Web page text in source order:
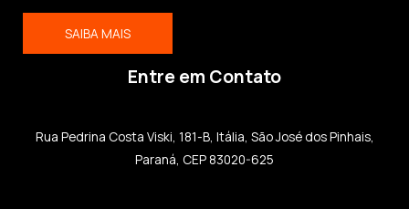
SAIBA MAIS
Entre em Contato
Rua Pedrina Costa Viski, 181-B, Itália, São José dos Pinhais,
Paraná, CEP 83020-625